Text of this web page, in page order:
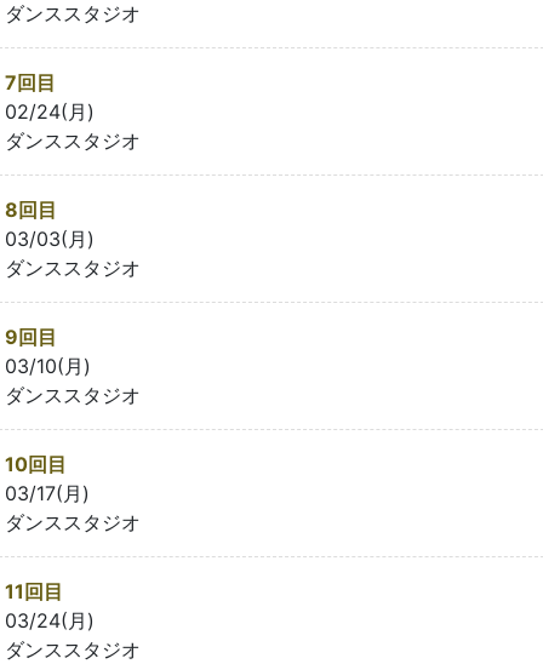
ダンススタジオ
7回目
02/24(月)
ダンススタジオ
8回目
03/03(月)
ダンススタジオ
9回目
03/10(月)
ダンススタジオ
10回目
03/17(月)
ダンススタジオ
11回目
03/24(月)
ダンススタジオ